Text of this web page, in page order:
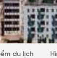
du lịch